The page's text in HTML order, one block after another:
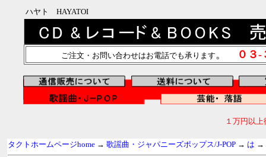
ハヤト HAYATOI
ご注文・お問い合わせはお電話でも承ります。 ０３
１万円以
タクトホームページhome → 歌謡曲・ジャパニーズポップス/J-POP → は →